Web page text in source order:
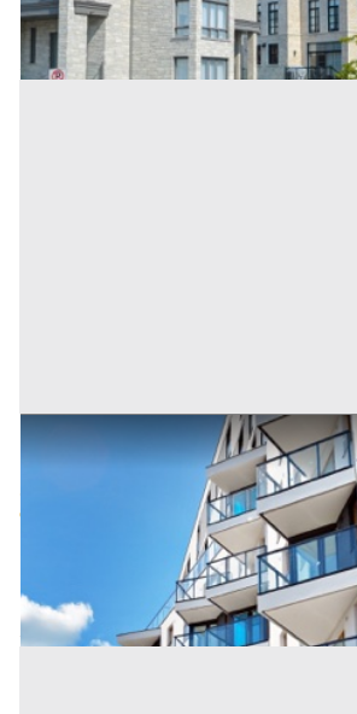
Codice asta:
bc2eff7b
Asta chiusa
Asta Appartamento su due livelli
doppio e posto auto
(Padova)
93.121,50 € 124.162 €
00cf3524
Asta chiusa